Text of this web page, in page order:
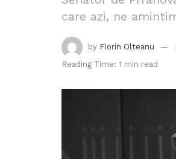
care azi, ne
by Florin Olteanu
Reading Time: 1 min read